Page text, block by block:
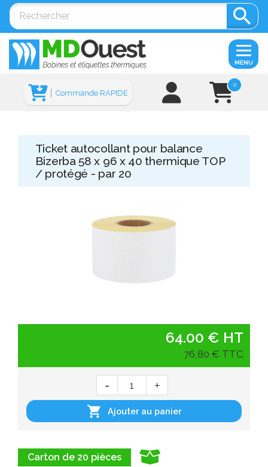

0
Commande RAPIDE
MENU
Ticket autocollant pour balance
Bizerba 58 x 96 x 40 thermique TOP
/ protégé - par 20
Carton de 20 pièces
64.00 € HT
76,80 € TTC
 Ajouter au panier